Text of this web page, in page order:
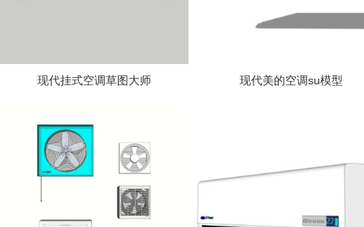
现代挂式空调草图大师 现代美的空调su模型